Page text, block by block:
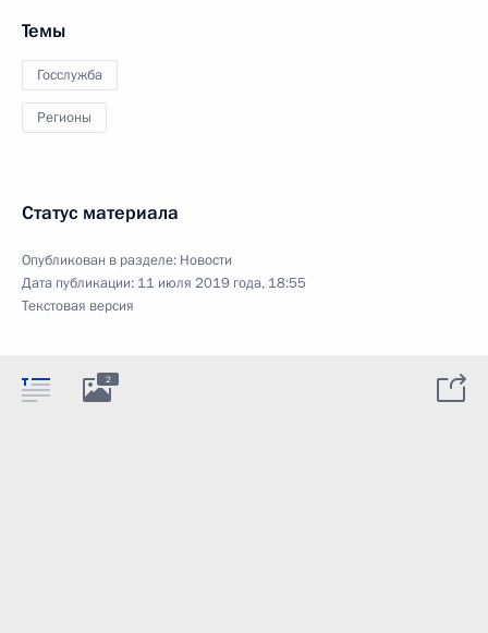
Темы
Госслужба
Регионы
Статус материала
Опубликован в разделе: Новости
Дата публикации: 11 июля 2019 года, 18:55
Текстовая версия
2